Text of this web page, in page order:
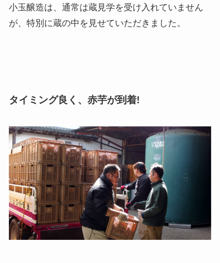
小玉醸造は、通常は蔵見学を受け入れていません
が、特別に蔵の中を見せていただきました。
タイミング良く、赤芋が到着!